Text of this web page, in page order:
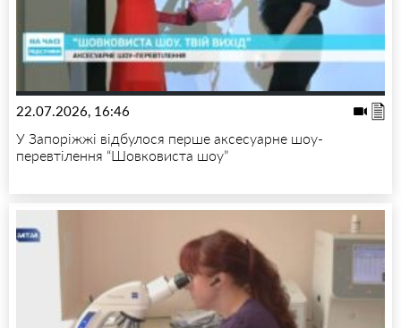
22.07.2026, 16:46
У Запоріжжі відбулося перше аксесуарне шоу-
перевтілення “Шовковиста шоу”